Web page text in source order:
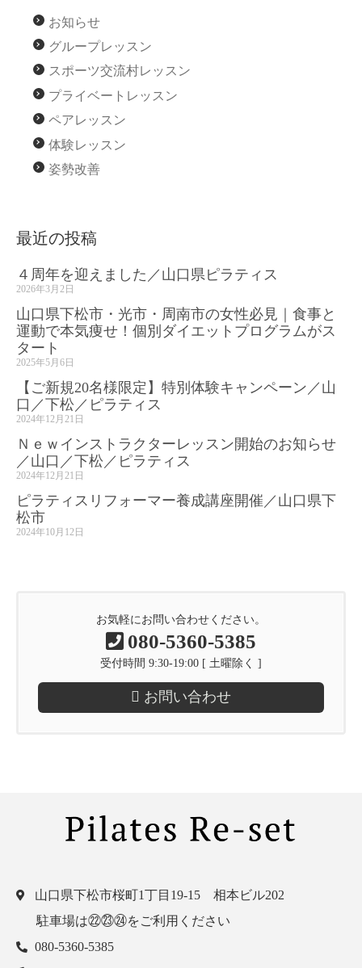
お知らせ
グループレッスン
スポーツ交流村レッスン
プライベートレッスン
ペアレッスン
体験レッスン
姿勢改善
最近の投稿
４周年を迎えました／山口県ピラティス
2026年3月2日
山口県下松市・光市・周南市の女性必見｜食事と
運動で本気痩せ！個別ダイエットプログラムがス
タート
2025年5月6日
【ご新規20名様限定】特別体験キャンペーン／山
口／下松／ピラティス
2024年12月21日
Ｎｅｗインストラクターレッスン開始のお知らせ
／山口／下松／ピラティス
2024年12月21日
ピラティスリフォーマー養成講座開催／山口県下
松市
2024年10月12日
お気軽にお問い合わせください。
080-5360-5385
受付時間 9:30-19:00 [ 土曜除く ]
お問い合わせ
山口県下松市桜町1丁目19-15 相本ビル202
駐車場は㉒㉓㉔をご利用ください
080-5360-5385